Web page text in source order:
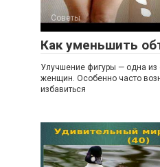
Советы
Как уменьшить
Улучшение фигуры — одна
женщин. Особенно часто
избавиться